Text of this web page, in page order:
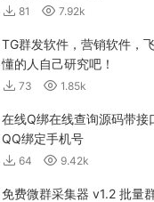
81 7.92k
TG群发软件，营销软件，
懂的人自己研究吧！
73 1.85k
在线Q绑在线查询源码带接
QQ绑定手机号
64 9.42k
免费微群采集器 v1.2 批量